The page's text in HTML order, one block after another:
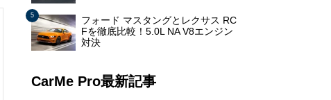
フォード マスタングとレクサス RC
Fを徹底比較！5.0L NA V8エンジン
対決
CarMe Pro最新記事